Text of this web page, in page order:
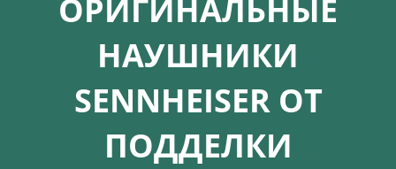
ОРИГИНАЛЬНЫЕ
НАУШНИКИ
SENNHEISER ОТ
ПОДДЕЛКИ